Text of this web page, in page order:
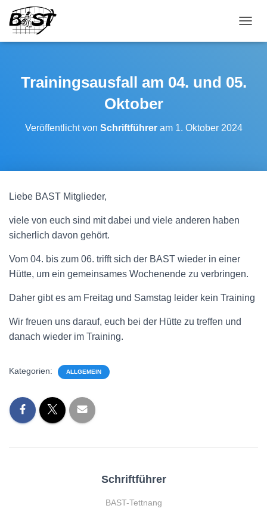
Trainingsausfall am 04. und 05.
Oktober
Veröffentlicht von Schriftführeram 1. Oktober 2024
Liebe BAST Mitglieder,
viele von euch sind mit dabei und viele anderen haben
sicherlich davon gehört.
Vom 04. bis zum 06. trifft sich der BAST wieder in einer
Hütte, um ein gemeinsames Wochenende zu verbringen.
Daher gibt es am Freitag und Samstag leider kein Training
Wir freuen uns darauf, euch bei der Hütte zu treffen und
danach wieder im Training.
Kategorien: ALLGEMEIN
Schriftführer
BAST-Tettnang